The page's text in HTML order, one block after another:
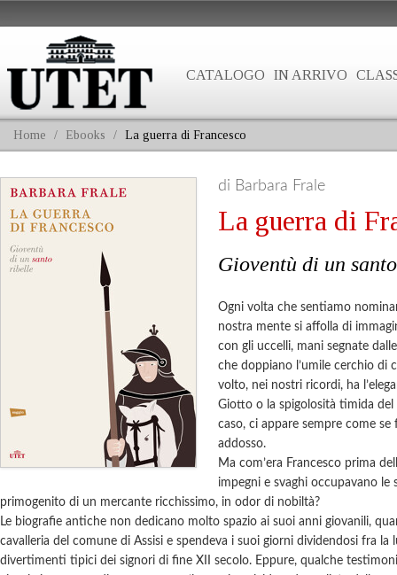
CATALOGO IN ARRIVO
Home / Ebooks / La guerra di Francesco
di Barbara Frale
La guerra di
Gioventù di un
Ogni volta che sentiamo
nostra mente si affolla di
con gli uccelli, mani segnate
che doppiano l’umile cerchio di
volto, nei nostri ricordi, ha
Giotto o la spigolosità timida
caso, ci appare sempre come
addosso.
Ma com’era Francesco prima
impegni e svaghi occupavano le
primogenito di un mercante ricchissimo, in odor di nobiltà?
Le biografie antiche non dedicano molto spazio ai suoi anni giovanili,
cavalleria del comune di Assisi e spendeva i suoi giorni dividendosi fra la
divertimenti tipici dei signori di fine XII secolo. Eppure, qualche